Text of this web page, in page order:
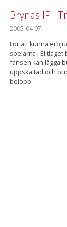
Brynäs IF -
2005-04-07
För att kunna
spelarna i Elitlaget
fansen kan lägga
uppskattad och
belopp.